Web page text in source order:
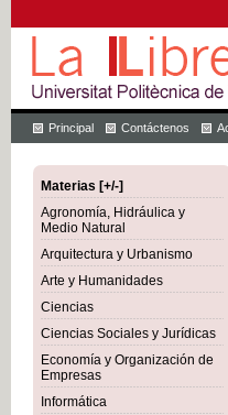
Principal Contáctenos
Materias [+/-]
Agronomía, Hidráulica y
Medio Natural
Arquitectura y Urbanismo
Arte y Humanidades
Ciencias
Ciencias Sociales y Jurídicas
Economía y Organización de
Empresas
Informática